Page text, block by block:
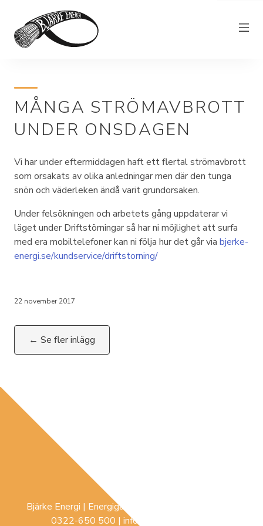
Elhandel
Bjärkefiber
Om Bjärke Energi
Elproducent
MÅNGA STRÖMAVBROTT
UNDER ONSDAGEN
Vi har under eftermiddagen haft ett flertal strömavbrott
som orsakats av olika anledningar men där den tunga
snön och väderleken ändå varit grundorsaken.
Under felsökningen och arbetets gång uppdaterar vi
läget under Driftstörningar så har ni möjlighet att surfa
med era mobiltelefoner kan ni följa hur det går via bjerke-
energi.se/kundservice/driftstorning/
22 november 2017
← Se fler inlägg
Bjärke Energi | Energigatan 3 |
0322-650 500 | info@bjerke-energi.se